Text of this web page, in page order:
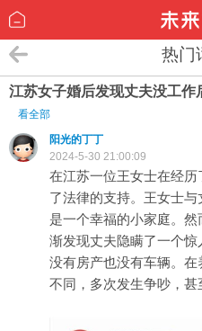
热门
江苏女子婚后发现丈夫没工
看全部
阳光的丁丁
2024-5-30 21:00:09
在江苏一位王女士在经历
了法律的支持。王女士
是一个幸福的小家庭。
渐发现丈夫隐瞒了一个
没有房产也没有车辆。
不同，多次发生争吵，甚